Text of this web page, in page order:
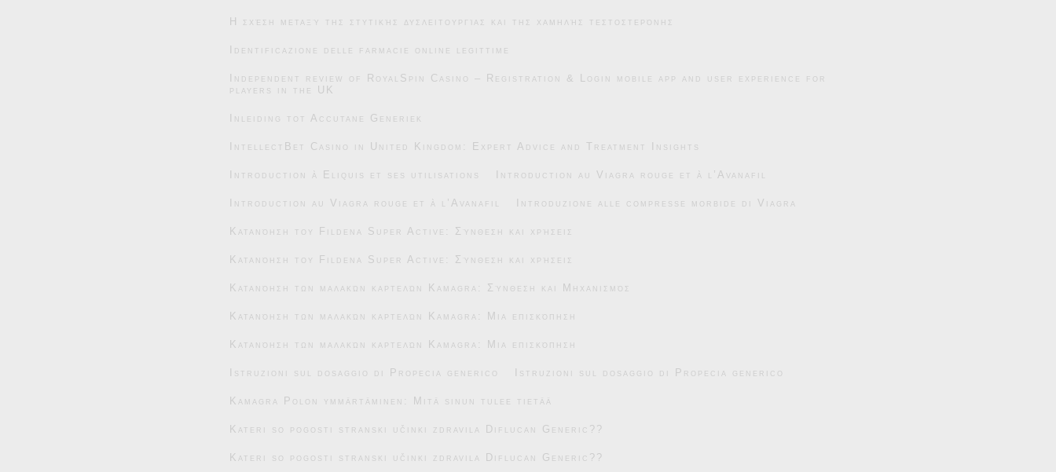
Η σχέση μεταξύ της στυτικής δυσλειτουργίας και της χαμηλής τεστοστερόνης
Identificazione delle farmacie online legittime
Independent review of RoyalSpin Casino – Registration & Login mobile app and user experience for
players in the UK
Inleiding tot Accutane Generiek
IntellectBet Casino in United Kingdom: Expert Advice and Treatment Insights
Introduction à Eliquis et ses utilisations Introduction au Viagra rouge et à l’Avanafil
Introduction au Viagra rouge et à l’Avanafil Introduzione alle compresse morbide di Viagra
Κατανόηση του Fildena Super Active: Σύνθεση και χρήσεις
Κατανόηση του Fildena Super Active: Σύνθεση και χρήσεις
Κατανόηση των μαλακών καρτελών Kamagra: Σύνθεση και Μηχανισμός
Κατανόηση των μαλακών καρτελών Kamagra: Μια επισκόπηση
Κατανόηση των μαλακών καρτελών Kamagra: Μια επισκόπηση
Istruzioni sul dosaggio di Propecia generico Istruzioni sul dosaggio di Propecia generico
Kamagra Polon ymmärtäminen: Mitä sinun tulee tietää
Kateri so pogosti stranski učinki zdravila Diflucan Generic??
Kateri so pogosti stranski učinki zdravila Diflucan Generic??